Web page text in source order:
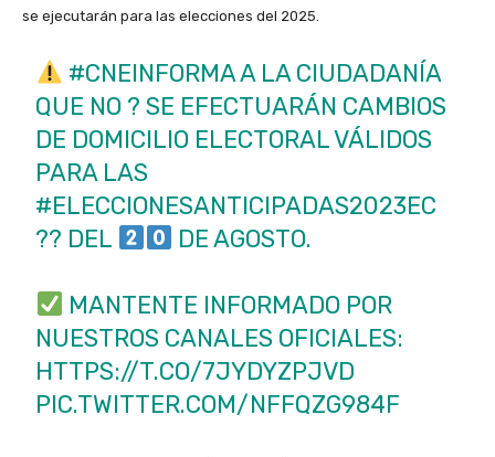
se ejecutarán para las elecciones del 2025.
#CNEINFORMAA LA CIUDADANÍA
QUE NO ? SE EFECTUARÁN CAMBIOS
DE DOMICILIO ELECTORAL VÁLIDOS
PARA LAS
#ELECCIONESANTICIPADAS2023EC
?? DEL
DE AGOSTO.
MANTENTE INFORMADO POR
NUESTROS CANALES OFICIALES:
HTTPS://T.CO/7JYDYZPJVD
PIC.TWITTER.COM/NFFQZG984F